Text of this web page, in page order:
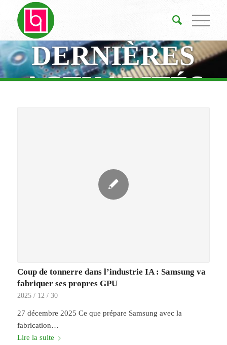
DERNIÈRES
ACTUALITÉS
Coup de tonnerre dans l’industrie IA : Samsung va
fabriquer ses propres GPU
2025 / 12 / 30
27 décembre 2025 Ce que prépare Samsung avec la
fabrication…
Lire la suite